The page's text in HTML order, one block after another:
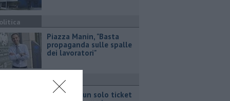
Piazza Manin, "Basta
propaganda sulle spalle
dei lavoratori"
Pisa Card, un solo ticket